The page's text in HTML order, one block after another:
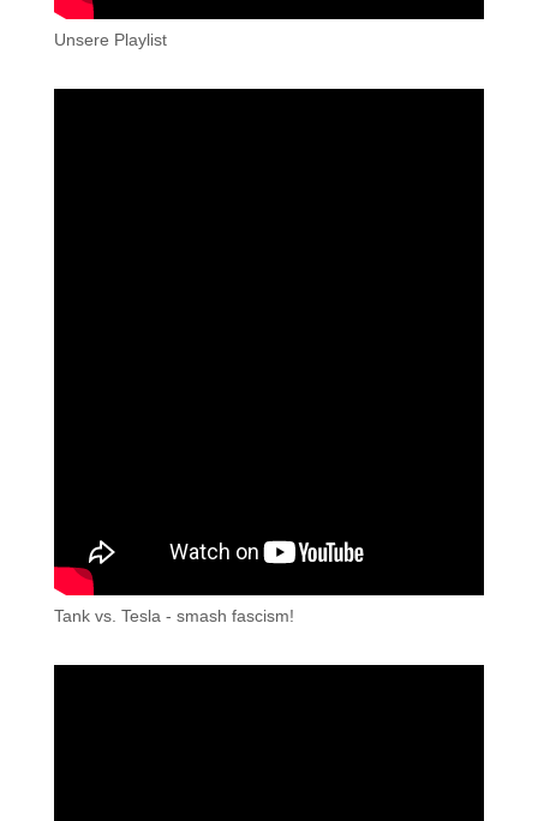
Unsere Playlist
Tank vs. Tesla - smash fascism!